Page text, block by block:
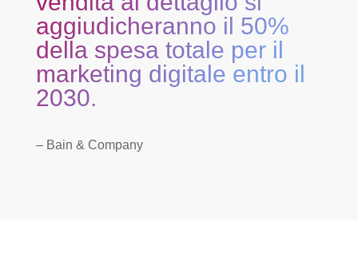
aggiudicheranno il 50%
della spesa totale per il
marketing digitale entro il
2030.
– Bain & Company